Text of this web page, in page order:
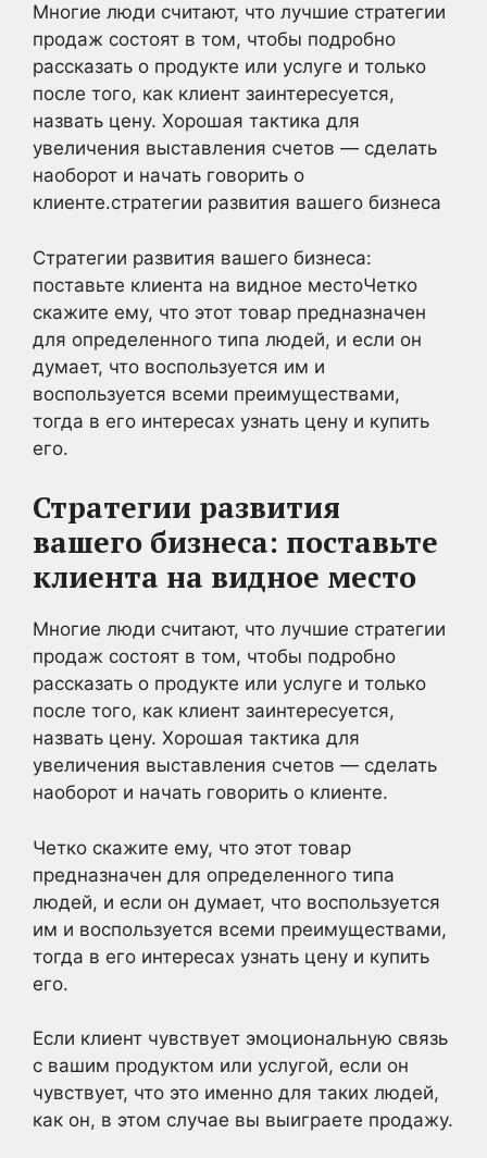
Многие люди считают, что лучшие стратегии
продаж состоят в том, чтобы подробно
рассказать о продукте или услуге и только
после того, как клиент заинтересуется,
назвать цену. Хорошая тактика для
увеличения выставления счетов — сделать
наоборот и начать говорить о
клиенте.стратегии развития вашего бизнеса
Стратегии развития вашего бизнеса:
поставьте клиента на видное местоЧетко
скажите ему, что этот товар предназначен
для определенного типа людей, и если он
думает, что воспользуется им и
воспользуется всеми преимуществами,
тогда в его интересах узнать цену и купить
его.
Стратегии развития
вашего бизнеса: поставьте
клиента на видное место
Многие люди считают, что лучшие стратегии
продаж состоят в том, чтобы подробно
рассказать о продукте или услуге и только
после того, как клиент заинтересуется,
назвать цену. Хорошая тактика для
увеличения выставления счетов — сделать
наоборот и начать говорить о клиенте.
Четко скажите ему, что этот товар
предназначен для определенного типа
людей, и если он думает, что воспользуется
им и воспользуется всеми преимуществами,
тогда в его интересах узнать цену и купить
его.
Если клиент чувствует эмоциональную связь
с вашим продуктом или услугой, если он
чувствует, что это именно для таких людей,
как он, в этом случае вы выиграете продажу.